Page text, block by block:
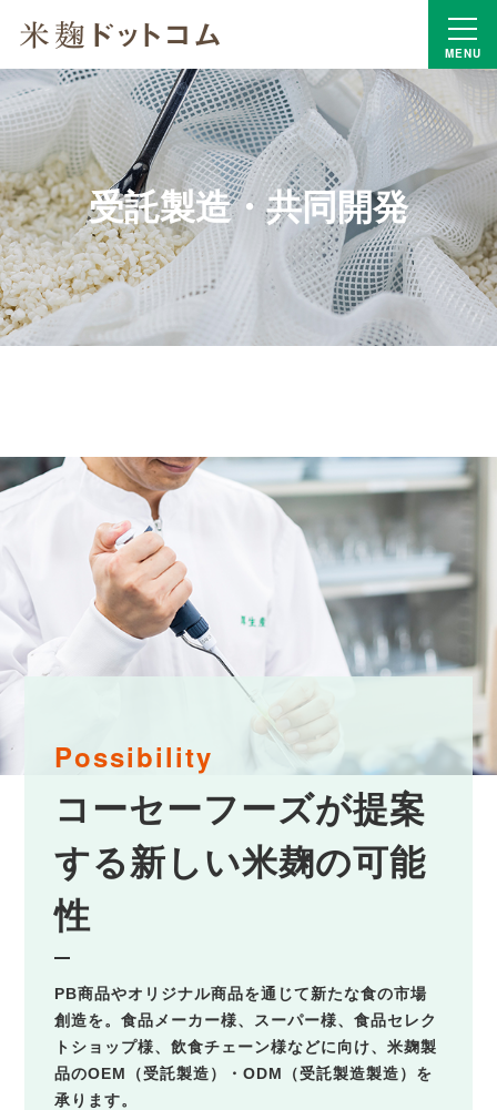
MENU
受託製造・共同開発
Possibility
コーセーフーズが提案
する新しい米麹の可能
性
PB商品やオリジナル商品を通じて新たな食の市場
創造を。食品メーカー様、スーパー様、食品セレク
トショップ様、飲食チェーン様などに向け、米麹製
品のOEM（受託製造）・ODM（受託製造製造）を
承ります。